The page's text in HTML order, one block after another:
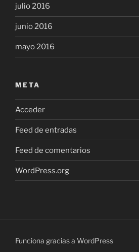
julio 2016
junio 2016
mayo 2016
META
Acceder
Feed de entradas
Feed de comentarios
WordPress.org
Funciona gracias a WordPress